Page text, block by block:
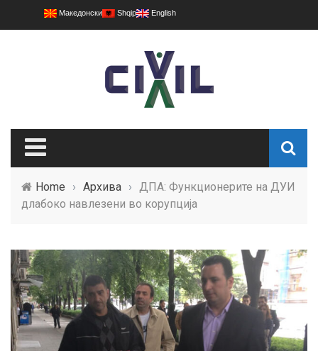
Македонски Shqip English
Home › Архива › ДПА: Функционерите на ДУИ
длабоко навлезени во корупција